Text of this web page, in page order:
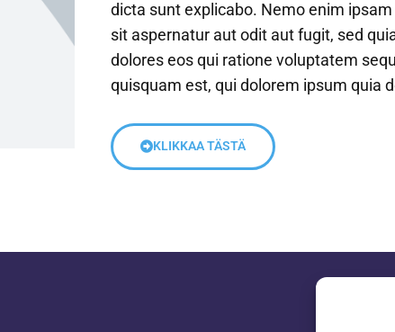
dicta sunt explicabo. Nemo enim
sit aspernatur aut odit aut fugit, sed
dolores eos qui ratione voluptatem
quisquam est, qui dolorem ipsum quia
KLIKKAA TÄSTÄ